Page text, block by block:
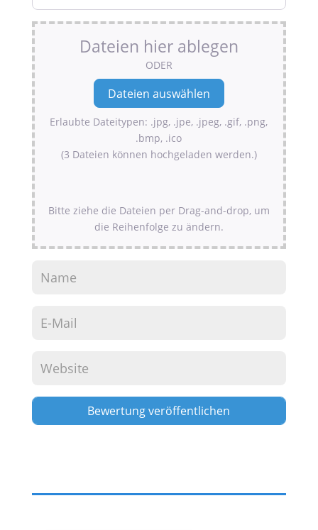
Dateien hier ablegen
ODER
Erlaubte Dateitypen: .jpg, .jpe, .jpeg, .gif, .png,
.bmp, .ico
(3 Dateien können hochgeladen werden.)
Bitte ziehe die Dateien per Drag-and-drop, um
die Reihenfolge zu ändern.